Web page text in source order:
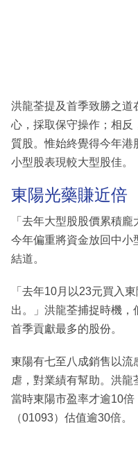
洪龍荃提及首季致勝之道
心，採取保守操作；相反
質股。惟始終覺得今年港
小型股表現較大型股佳。
東陽光藥賺近倍
「去年大型股股價累積
今年偏重將資金放回中小
結道。
「去年10月以23元買入
出。」洪龍荃捕捉時機，
首季貢獻最多的股份。
東陽有七至八成銷售以流
虐，對業績有幫助。洪龍
當時東陽市盈率才逾10
（01093）估值逾30倍。